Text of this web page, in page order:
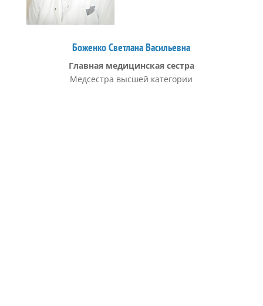
Боженко Светлана Васильевна
Главная медицинская сестра
Медсестра высшей категории